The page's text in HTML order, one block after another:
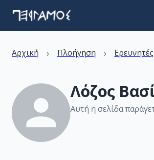
Αρχική › Πλοήγηση › Ερευνητές
Λόζος
Αυτή η σελίδα